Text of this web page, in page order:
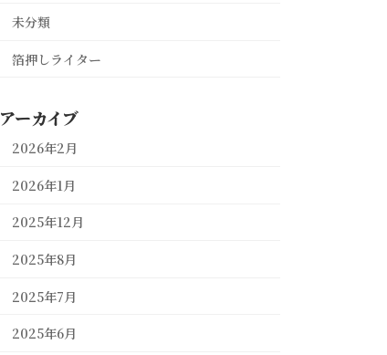
未分類
箔押しライター
アーカイブ
2026年2月
2026年1月
2025年12月
2025年8月
2025年7月
2025年6月